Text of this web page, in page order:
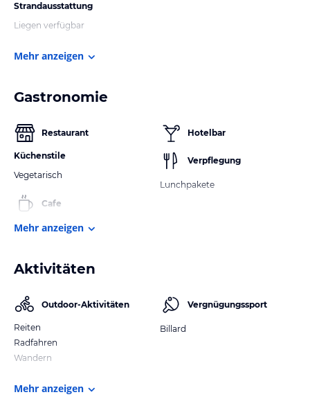
Strandausstattung
Liegen verfügbar
Mehr anzeigen
Gastronomie
Restaurant
Küchenstile
Vegetarisch
Cafe
Hotelbar
Verpflegung
Lunchpakete
Mehr anzeigen
Aktivitäten
Outdoor-Aktivitäten
Reiten
Radfahren
Wandern
Vergnügungssport
Billard
Mehr anzeigen